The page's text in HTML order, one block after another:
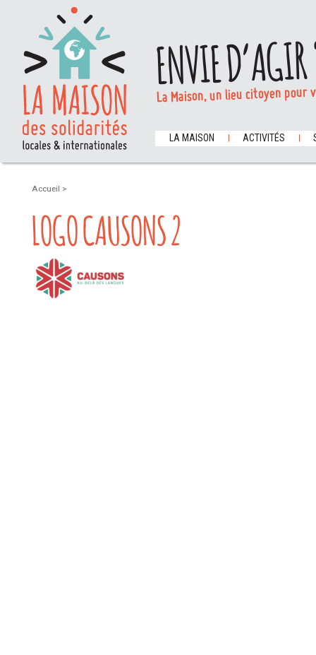
ENVIE
La Maison, un lieu citoyen
LA MAISON ACTIVITÉS
Accueil >
LOGO CAUSONS 2